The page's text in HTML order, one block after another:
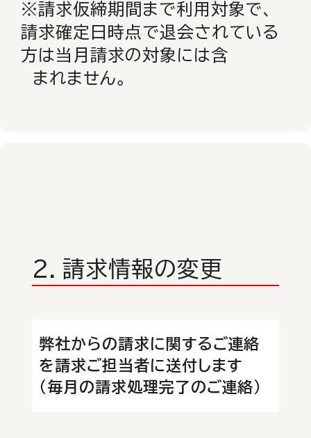
※請求仮締期間まで利用対象で、
請求確定日時点で退会されている
方は当月請求の対象には含
まれません。
２．請求情報の変更
弊社からの請求に関するご連絡
を請求ご担当者に送付します
（毎月の請求処理完了のご連絡）